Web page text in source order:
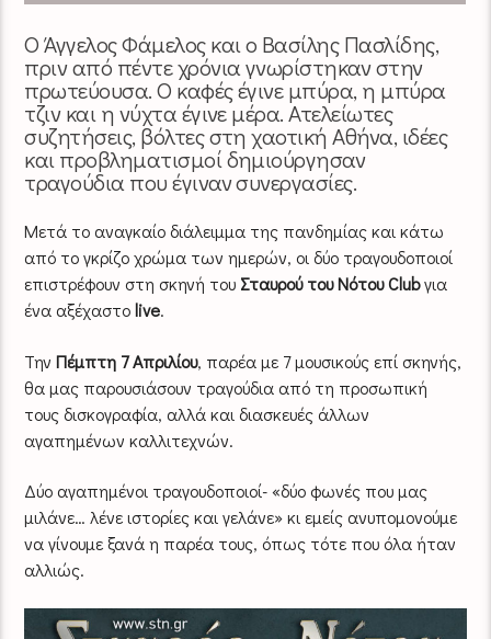
Ο Άγγελος Φάμελος και ο Βασίλης Πασλίδης,
πριν από πέντε χρόνια γνωρίστηκαν στην
πρωτεύουσα. Ο καφές έγινε μπύρα, η μπύρα
τζιν και η νύχτα έγινε μέρα. Ατελείωτες
συζητήσεις, βόλτες στη χαοτική Αθήνα, ιδέες
και προβληματισμοί δημιούργησαν
τραγούδια που έγιναν συνεργασίες.
Μετά το αναγκαίο διάλειμμα της πανδημίας και κάτω
από το γκρίζο χρώμα των ημερών, οι δύο τραγουδοποιοί
επιστρέφουν στη σκηνή του Σταυρού του Νότου Clubγια
ένα αξέχαστοlive.
ΤηνΠέμπτη 7 Απριλίου, παρέα με 7 μουσικούς επί σκηνής,
θα μας παρουσιάσουν τραγούδια από τη προσωπική
τους δισκογραφία, αλλά και διασκευές άλλων
αγαπημένων καλλιτεχνών.
Δύο αγαπημένοι τραγουδοποιοί- «δύο φωνές που μας
μιλάνε… λένε ιστορίες και γελάνε» κι εμείς ανυπομονούμε
να γίνουμε ξανά η παρέα τους, όπως τότε που όλα ήταν
αλλιώς.